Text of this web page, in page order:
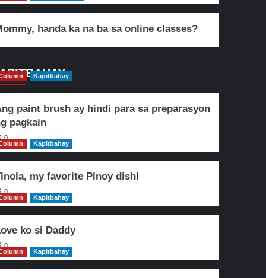
handa ka na ba sa online classes?
Kapitbahay
paint brush ay hindi para sa preparasyon
pagkain
0
Kapitbahay
my favorite Pinoy dish!
0
Kapitbahay
ko si Daddy
0
Kapitbahay